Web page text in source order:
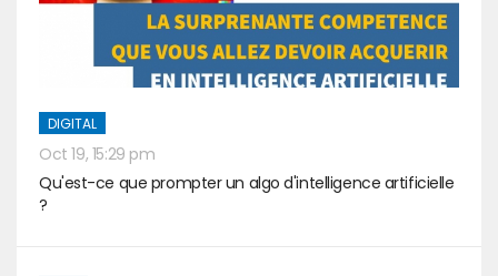
DIGITAL
Oct 19, 15:29 pm
Qu'est-ce que prompter un algo d'intelligence artificielle
?